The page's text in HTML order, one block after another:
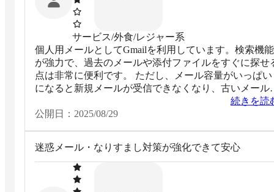
サービス/外食/レジャー系
個人用メールとしてGmailを利用しています。検索機能
が強力で、過去のメールや添付ファイルをすぐに探せ
点は非常に便利です。 ただし、メール容量がいっぱい
になると新規メールが受信できなくなり、古いメール
不要な添付ファイルの削除作業が必要になります。特
スマホだけで整理するのは手間がかかり、PCで作業す
続きを読
公開日： 2025/08/29
迷惑メール・なりすまし対策が強化できて安心